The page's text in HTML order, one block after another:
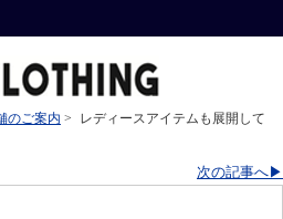
のご案内 >
レディースアイテムも展開して
次の記事へ▶